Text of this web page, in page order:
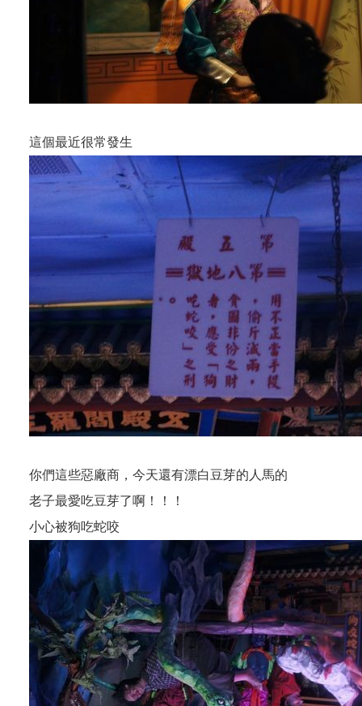
這個最近很常發生
你們這些惡廠商，今天還有漂白豆芽的人馬的
老子最愛吃豆芽了啊！！！
小心被狗吃蛇咬